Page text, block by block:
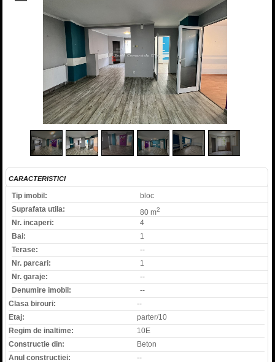
CARACTERISTICI
Tip imobil:
bloc
Suprafata utila:
80 m2
Nr. incaperi:
4
Bai:
1
Terase:
--
Nr. parcari:
1
Nr. garaje:
--
Denumire imobil:
--
Clasa birouri:
--
Etaj:
parter/10
Regim de inaltime:
10E
Constructie din:
Beton
Anul constructiei:
--